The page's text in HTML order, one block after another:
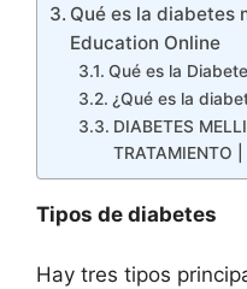
Qué es la diabetes
Education Online
Qué es la
¿Qué es la
DIABETES
TRATAMIENTO
Tipos de diabetes
Hay tres tipos